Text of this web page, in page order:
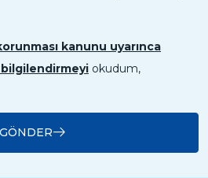
kanunu uyarınca
okudum,
GÖNDER